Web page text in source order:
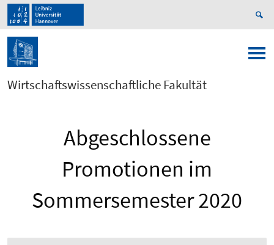
Wirtschaftswissenschaftliche Fakultät
Abgeschlossene
Promotionen im
Sommersemester 2020